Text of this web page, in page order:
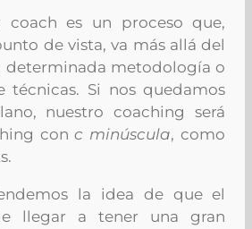
coach es un proceso que,
de vista, va más allá del
determinada metodología o
técnicas. Si nos quedamos
nuestro coaching será
conc minúscula, como
la idea de que el
llegar a tener una gran